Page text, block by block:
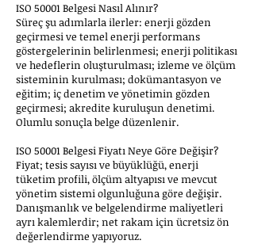
ISO 50001 Belgesi Nasıl Alınır?
Süreç şu adımlarla ilerler: enerji gözden
geçirmesi ve temel enerji performans
göstergelerinin belirlenmesi; enerji politikası
ve hedeflerin oluşturulması; izleme ve ölçüm
sisteminin kurulması; dokümantasyon ve
eğitim; iç denetim ve yönetimin gözden
geçirmesi; akredite kuruluşun denetimi.
Olumlu sonuçla belge düzenlenir.
ISO 50001 Belgesi Fiyatı Neye Göre Değişir?
Fiyat; tesis sayısı ve büyüklüğü, enerji
tüketim profili, ölçüm altyapısı ve mevcut
yönetim sistemi olgunluğuna göre değişir.
Danışmanlık ve belgelendirme maliyetleri
ayrı kalemlerdir; net rakam için ücretsiz ön
değerlendirme yapıyoruz.